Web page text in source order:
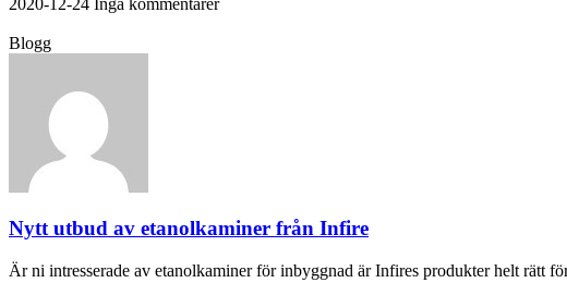
Blogg
Nytt utbud av etanolkaminer från Infire
Är ni intresserade av etanolkaminer för inbyggnad är Infires produkter helt rätt